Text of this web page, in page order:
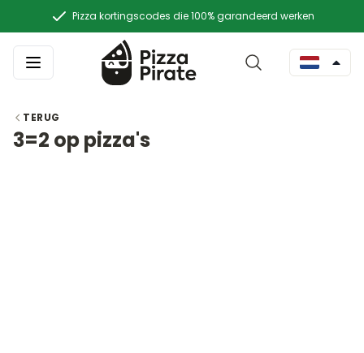
Pizza kortingscodes die 100% garandeerd werken
TERUG
3=2 op pizza's